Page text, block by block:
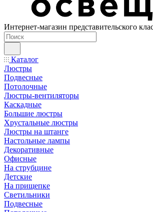
Интернет-магазин представительского
Каталог
Люстры
Подвесные
Потолочные
Люстры-вентиляторы
Каскадные
Большие люстры
Хрустальные люстры
Люстры на штанге
Настольные лампы
Декоративные
Офисные
На струбцине
Детские
На прищепке
Светильники
Подвесные